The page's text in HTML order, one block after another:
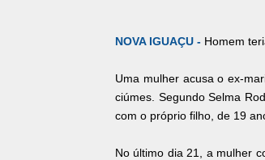
NOVA IGUAÇU - Homem
Uma mulher acusa o ex-
ciúmes. Segundo Selma
com o próprio filho, de 19
No último dia 21, a mulher